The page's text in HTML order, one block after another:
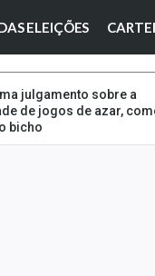
ELEIÇÕES
julgamento sobre a
de jogos de azar,
bicho